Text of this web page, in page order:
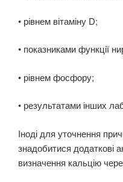
• рівнем вітаміну D;
• показниками функції
• рівнем фосфору;
• результатами інших
Іноді для уточнення
знадобитися додаткові
визначення кальцію